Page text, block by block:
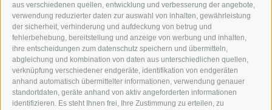
aus verschiedenen quellen, entwicklung und verbesserung der angebote,
verwendung reduzierter daten zur auswahl von inhalten, gewährleistung
der sicherheit, verhinderung und aufdeckung von betrug und
fehlerbehebung, bereitstellung und anzeige von werbung und inhalten,
ihre entscheidungen zum datenschutz speichern und übermitteln,
abgleichung und kombination von daten aus unterschiedlichen quellen,
verknüpfung verschiedener endgeräte, identifikation von endgeräten
anhand automatisch übermittelter informationen, verwendung genauer
standortdaten, geräte anhand von aktiv angeforderten informationen
identifizieren. Es steht Ihnen frei, Ihre Zustimmung zu erteilen, zu
info@gasthof-huber.it
IMPRESSUM SITEMAP COOKIE-RICHTLINIE PRIVACY Cookie Präferenzen
UID IT02248530210